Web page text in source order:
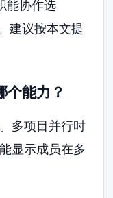
能协作选
建议按本文提
个能力？
多项目并行时
显示成员在多